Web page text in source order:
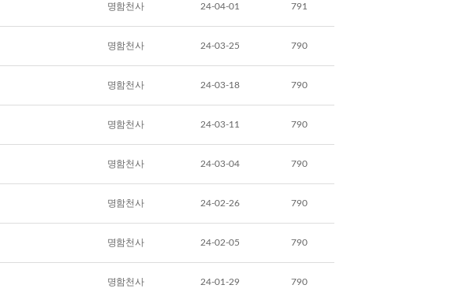
명함천사 24-04-01 791
명함천사 24-03-25 790
명함천사 24-03-18 790
명함천사 24-03-11 790
명함천사 24-03-04 790
명함천사 24-02-26 790
명함천사 24-02-05 790
명함천사 24-01-29 790